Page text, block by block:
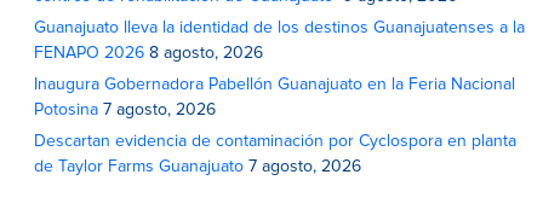
Guanajuato lleva la identidad de los destinos Guanajuatenses a la
FENAPO 2026 8 agosto, 2026
Inaugura Gobernadora Pabellón Guanajuato en la Feria Nacional
Potosina 7 agosto, 2026
Descartan evidencia de contaminación por Cyclospora en planta
de Taylor Farms Guanajuato 7 agosto, 2026